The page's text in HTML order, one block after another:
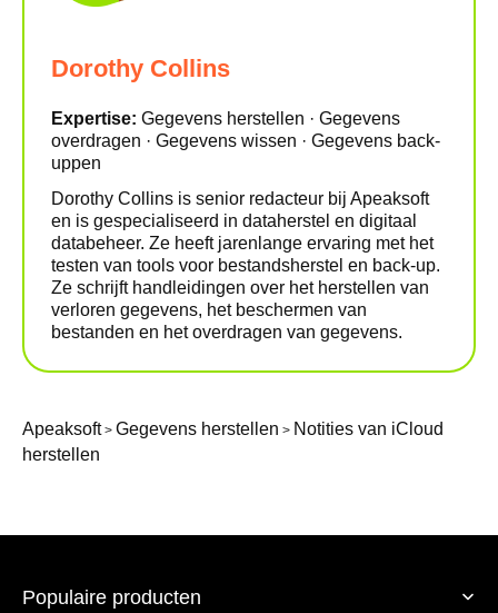
Dorothy Collins
Expertise: Gegevens herstellen · Gegevens
overdragen · Gegevens wissen · Gegevens back-
uppen
Dorothy Collins is senior redacteur bij Apeaksoft
en is gespecialiseerd in dataherstel en digitaal
databeheer. Ze heeft jarenlange ervaring met het
testen van tools voor bestandsherstel en back-up.
Ze schrijft handleidingen over het herstellen van
verloren gegevens, het beschermen van
bestanden en het overdragen van gegevens.
Apeaksoft> Gegevens herstellen > Notities van iCloud
herstellen
Populaire producten